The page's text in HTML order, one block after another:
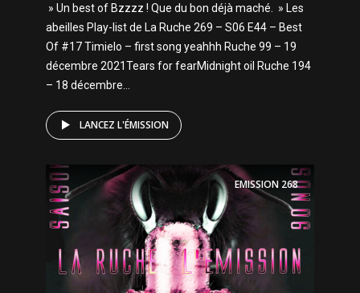
» Un best of Bzzzz ! Que du bon déjà maché. » Les
abeilles Play-list de La Ruche 269 – S06 E44 – Best
Of #17 Timielo – first song yeahhh Ruche 99 – 19
décembre 2021Tears for fearMidnight oil Ruche 194
– 18 décembre...
LANCEZ L'ÉMISSION
EMISSION 268